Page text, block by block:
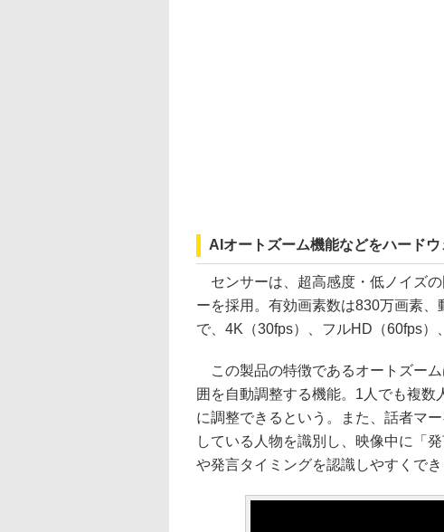
AIオートズーム機能などをハード
センサーは、超高感度・低ノイズ
ーを採用。有効画素数は830万画素
で、4K（30fps）、フルHD（60fps）
この製品の特徴であるオートズー
囲を自動調整する機能。1人でも複
に調整できるという。また、話者マ
している人物を識別し、映像中に「
や発言タイミングを認識しやすくでき